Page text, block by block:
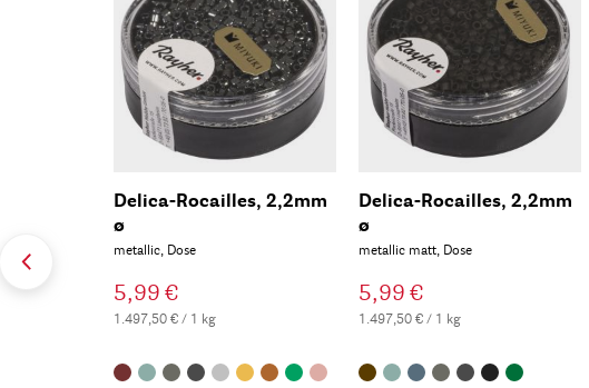
Delica-Rocailles, 2,2mm
ø
metallic, Dose
5,99 €
1.497,50 € / 1 kg
Delica-Rocailles, 2,2mm
ø
metallic matt, Dose
5,99 €
1.497,50 € / 1 kg